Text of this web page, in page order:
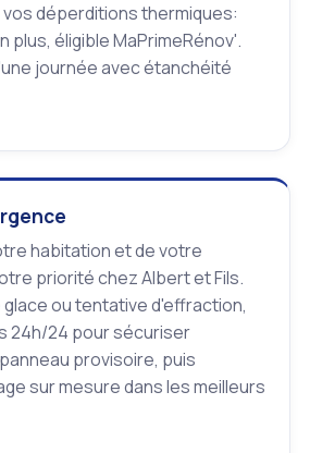
vos déperditions thermiques:
plus, éligible MaPrimeRénov'.
journée avec étanchéité
habitation et de votre
priorité chez Albert et Fils.
glace ou tentative d'effraction,
24h/24 pour sécuriser
provisoire, puis
sur mesure dans les meilleurs